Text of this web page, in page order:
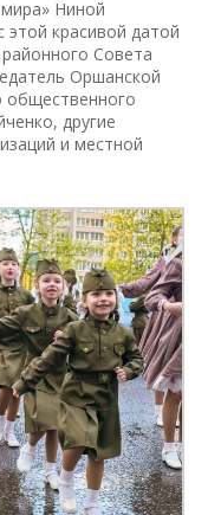
Ниной
красивой датой
Совета
Оршанской
общественного
другие
и местной